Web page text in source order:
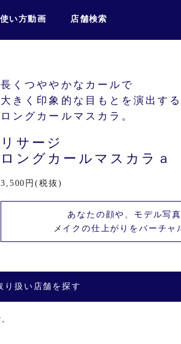
使い方動画 店舗検索
長くつややかなカールで
大きく印象的な目もとを演出する
ロングカールマスカラ。
リサージ
ロングカールマスカラａ
3,500円(税抜)
あなたの顔や、モデル写
メイクの仕上がりをバーチャ
り扱い店舗を探す